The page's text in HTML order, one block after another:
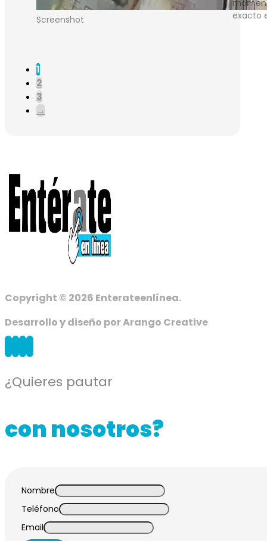
Screenshot
exacto
1
2
3
→
Copyright © 2026 Enterateenlínea.
Desarrollo y diseño por Arango Creative
¿Quieres pautar
con nosotros?
Nombre
Teléfono
Email